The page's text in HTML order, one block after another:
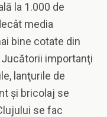
la 1.000 de
media
bine cotate din
importanţi
lanţurile de
şi bricolaj se
se fac